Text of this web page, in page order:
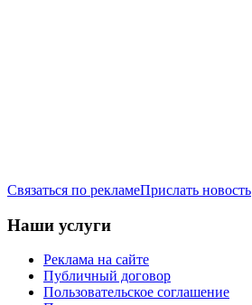
Связаться по рекламеПрислать новость
Наши услуги
Реклама на сайте
Публичный договор
Пользовательское соглашение